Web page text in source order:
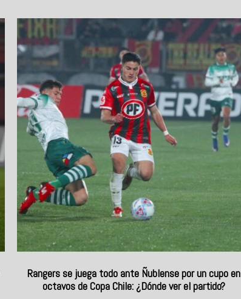
Rangers se juega todo ante Ñublense por un cupo en
octavos de Copa Chile: ¿Dónde ver el partido?